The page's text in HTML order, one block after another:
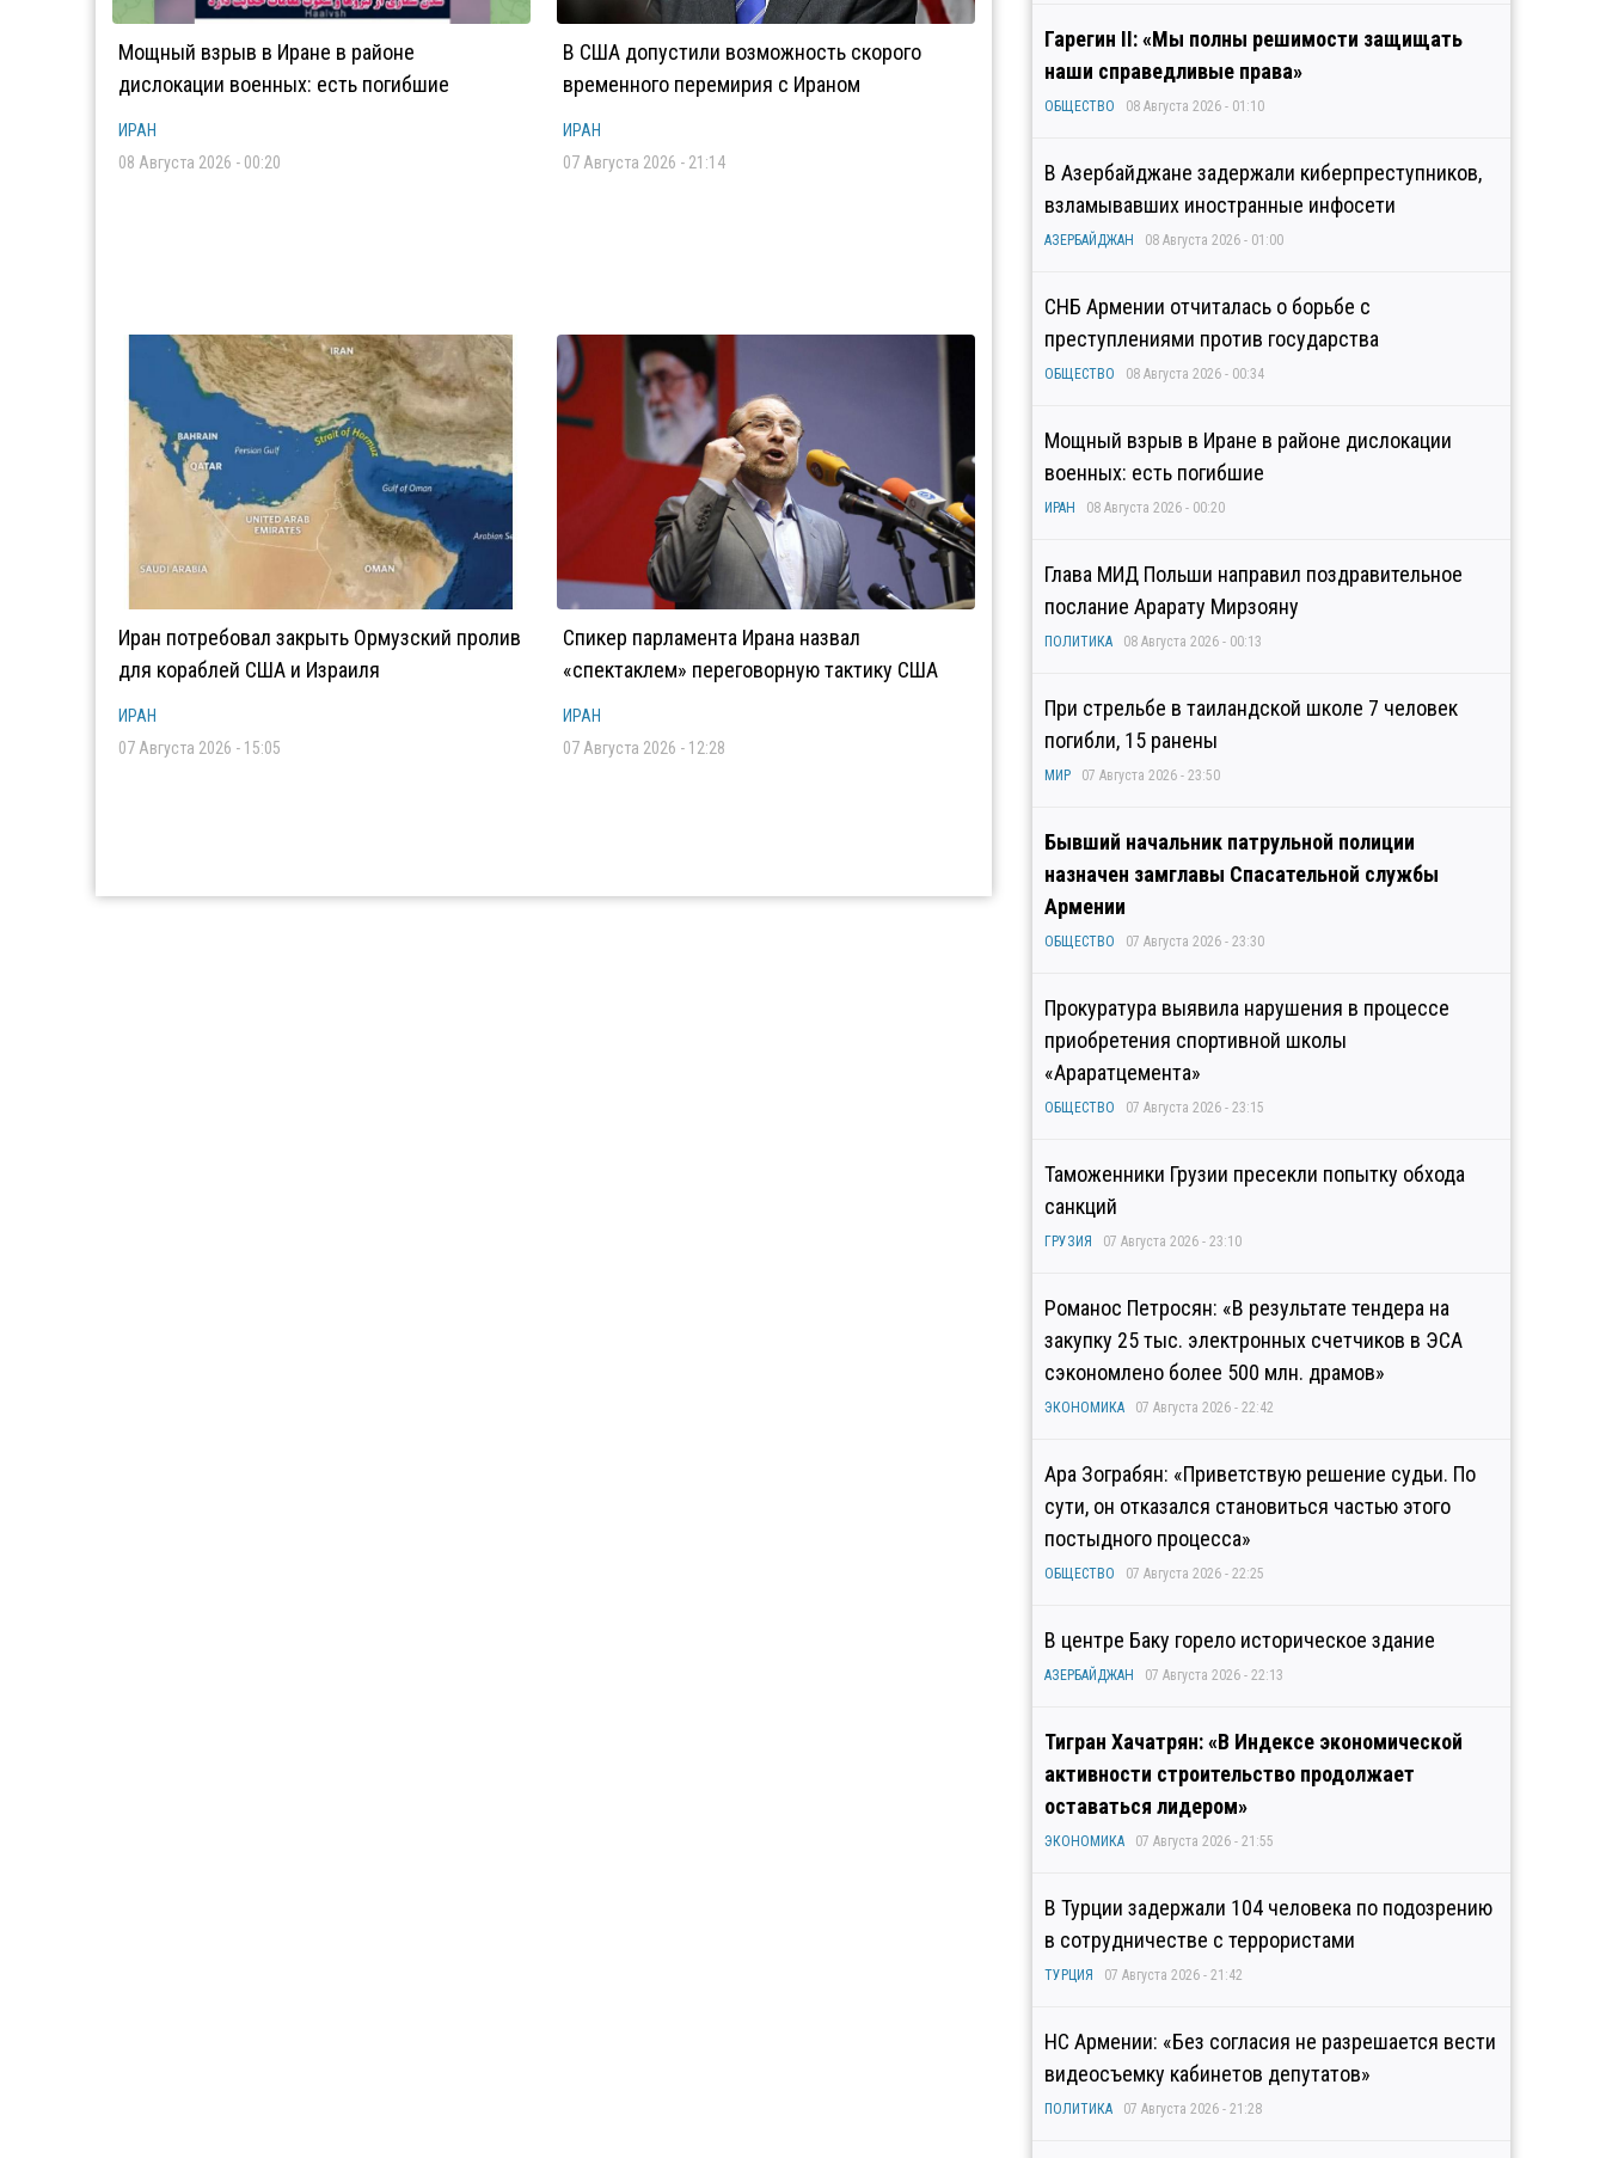
Мощный взрыв в Иране в районе
дислокации военных: есть погибшие
ИРАН
08 Августа 2026 - 00:20
В США допустили возможность скорого
временного перемирия с Ираном
ИРАН
07 Августа 2026 - 21:14
Иран потребовал закрыть Ормузский пролив
для кораблей США и Израиля
ИРАН
07 Августа 2026 - 15:05
Спикер парламента Ирана назвал
«спектаклем» переговорную тактику США
ИРАН
07 Августа 2026 - 12:28
Гарегин II: «Мы полны решимости защищать
наши справедливые права»
ОБЩЕСТВО 08 Августа 2026 - 01:10
В Азербайджане задержали киберпреступников,
взламывавших иностранные инфосети
АЗЕРБАЙДЖАН 08 Августа 2026 - 01:00
СНБ Армении отчиталась о борьбе с
преступлениями против государства
ОБЩЕСТВО 08 Августа 2026 - 00:34
Мощный взрыв в Иране в районе дислокации
военных: есть погибшие
ИРАН 08 Августа 2026 - 00:20
Глава МИД Польши направил поздравительное
послание Арарату Мирзояну
ПОЛИТИКА 08 Августа 2026 - 00:13
При стрельбе в таиландской школе 7 человек
погибли, 15 ранены
МИР 07 Августа 2026 - 23:50
Бывший начальник патрульной полиции
назначен замглавы Спасательной службы
Армении
ОБЩЕСТВО 07 Августа 2026 - 23:30
Прокуратура выявила нарушения в процессе
приобретения спортивной школы
«Араратцемента»
ОБЩЕСТВО 07 Августа 2026 - 23:15
Таможенники Грузии пресекли попытку обхода
санкций
ГРУЗИЯ 07 Августа 2026 - 23:10
Романос Петросян: «В результате тендера на
закупку 25 тыс. электронных счетчиков в ЭСА
сэкономлено более 500 млн. драмов»
ЭКОНОМИКА 07 Августа 2026 - 22:42
Ара Зограбян: «Приветствую решение судьи. По
сути, он отказался становиться частью этого
постыдного процесса»
ОБЩЕСТВО 07 Августа 2026 - 22:25
В центре Баку горело историческое здание
АЗЕРБАЙДЖАН 07 Августа 2026 - 22:13
Тигран Хачатрян: «В Индексе экономической
активности строительство продолжает
оставаться лидером»
ЭКОНОМИКА 07 Августа 2026 - 21:55
В Турции задержали 104 человека по подозрению
в сотрудничестве с террористами
ТУРЦИЯ 07 Августа 2026 - 21:42
НС Армении: «Без согласия не разрешается вести
видеосъемку кабинетов депутатов»
ПОЛИТИКА 07 Августа 2026 - 21:28